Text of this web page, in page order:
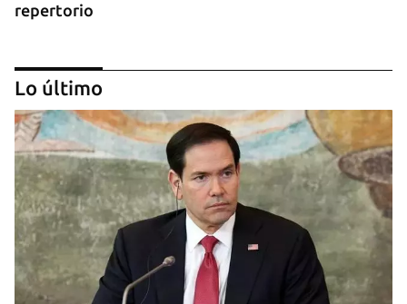
repertorio
Arturo Sandoval en concierto junto a Chucho
Valdés
Lo último